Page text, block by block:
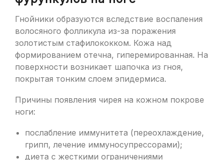
Гнойники образуются вследствие воспаления
волосяного фолликула из-за поражения
золотистым стафилококком. Кожа над
формированием отечна, гиперемированная. На
поверхности возникает шапочка из гноя,
покрытая тонким слоем эпидермиса.
Причины появления чирея на кожном покрове
ноги:
послабление иммунитета (переохлаждение,
грипп, лечение иммуносупрессорами);
диета с жесткими ограничениями